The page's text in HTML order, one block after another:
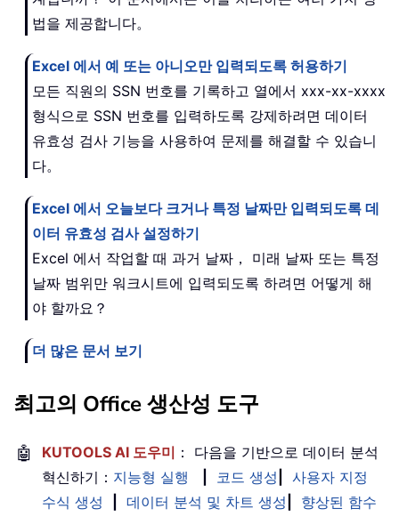
법을 제공합니다。
Excel 에서 예 또는 아니오만 입력되도록 허용하기
모든 직원의 SSN 번호를 기록하고 열에서 xxx-xx-xxxx
형식으로 SSN 번호를 입력하도록 강제하려면 데이터
유효성 검사 기능을 사용하여 문제를 해결할 수 있습니
다。
Excel 에서 오늘보다 크거나 특정 날짜만 입력되도록 데
이터 유효성 검사 설정하기
Excel 에서 작업할 때 과거 날짜， 미래 날짜 또는 특정
날짜 범위만 워크시트에 입력되도록 하려면 어떻게 해
야 할까요？
더 많은 문서 보기
최고의 Office 생산성 도구
🤖 KUTOOLS AI 도우미 ： 다음을 기반으로 데이터 분석
혁신하기： 지능형 실행 코드 생성
사용자 지정
수식 생성
데이터 분석 및 차트 생성
향상된 함수